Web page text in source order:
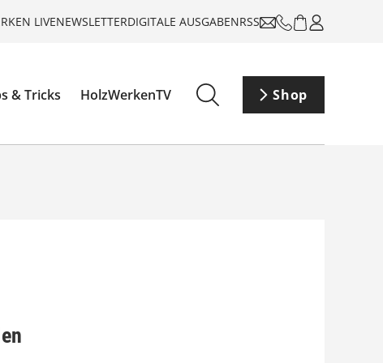
LIVENEWSLETTERDIGITALE AUSGABENRSS
& Tricks HolzWerkenTV Shop